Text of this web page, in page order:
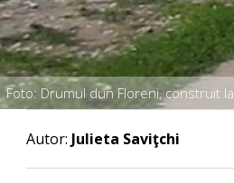
Foto: Drumul dun Floreni, construit
Autor: Julieta Saviţchi